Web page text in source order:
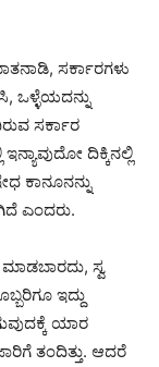
ಸರ್ಕಾರಗಳು
ಒಳ್ಳೆಯದನ್ನು
ಸರ್ಕಾರ
ದಿಕ್ಕಿನಲ್ಲಿ
ಕಾನೂನನ್ನು
ಎಂದರು.
ಸ್ವ
ಇದ್ದು
ಯಾರ
ತಂದಿತ್ತು. ಆದರೆ